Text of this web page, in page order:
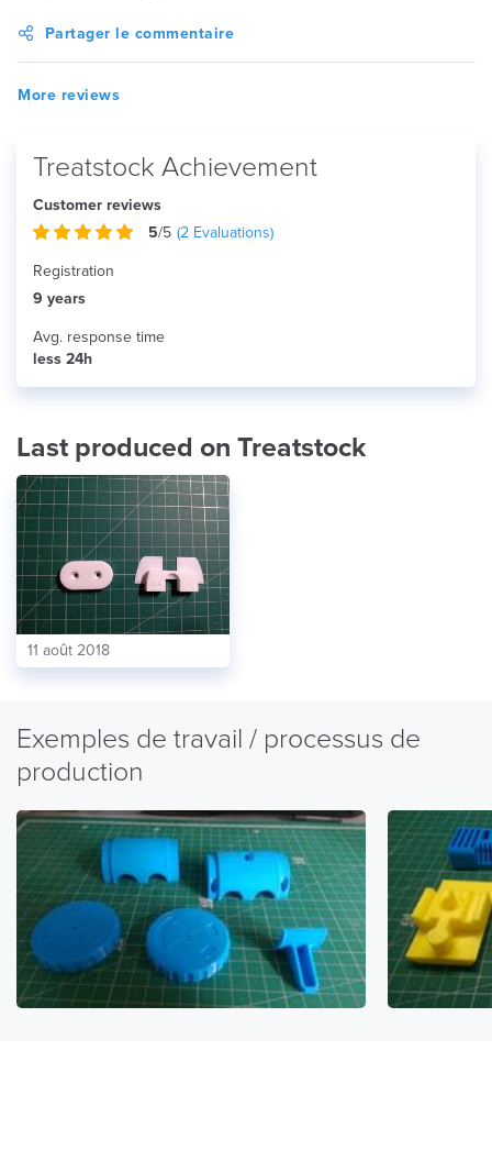
Partager le commentaire
More reviews
Treatstock Achievement
Customer reviews
5/5 (2 Evaluations)
Registration
9 years
Avg. response time
less 24h
Last produced on Treatstock
11 août 2018
Exemples de travail / processus de
production